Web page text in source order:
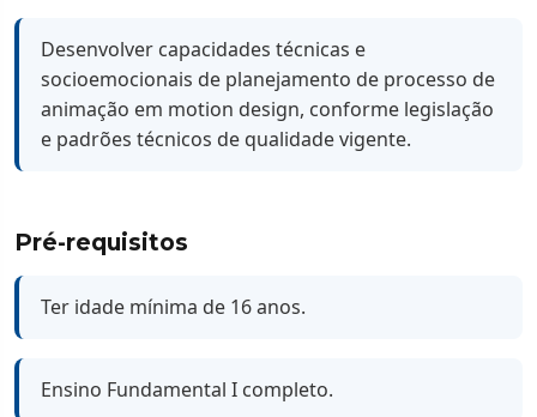
Desenvolver capacidades técnicas e
socioemocionais de planejamento de processo de
animação em motion design, conforme legislação
e padrões técnicos de qualidade vigente.
Pré-requisitos
Ter idade mínima de 16 anos.
Ensino Fundamental I completo.